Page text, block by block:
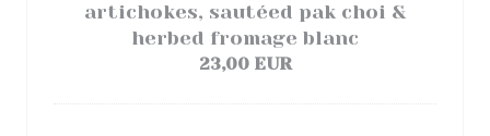
artichokes, sautéed pak choi &
herbed fromage blanc
23,00 EUR